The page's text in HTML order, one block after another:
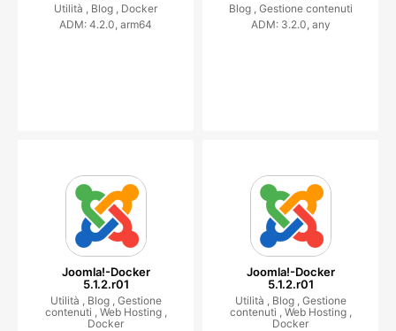
Utilità , Blog , Docker
ADM: 4.2.0, arm64
Blog , Gestione contenuti
ADM: 3.2.0, any
Joomla!-Docker
5.1.2.r01
Utilità , Blog , Gestione
contenuti , Web Hosting ,
Docker
Joomla!-Docker
5.1.2.r01
Utilità , Blog , Gestione
contenuti , Web Hosting ,
Docker